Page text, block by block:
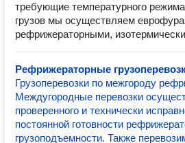
требующие температурного
грузов мы осуществляем
рефрижераторными,
Рефрижераторные
Грузоперевозки по межгороду
Междугородные перевозки
проверенного и технически
постоянной готовности
грузоподъемности. Также